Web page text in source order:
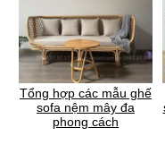
Tổng hợp các mẫu ghế
sofa nệm mây đa
phong cách